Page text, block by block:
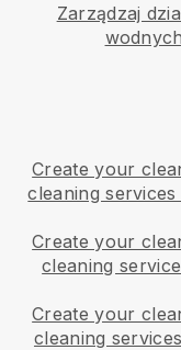
Zarządzaj
Create your
cleaning
Create your
cleaning
Create your
cleaning